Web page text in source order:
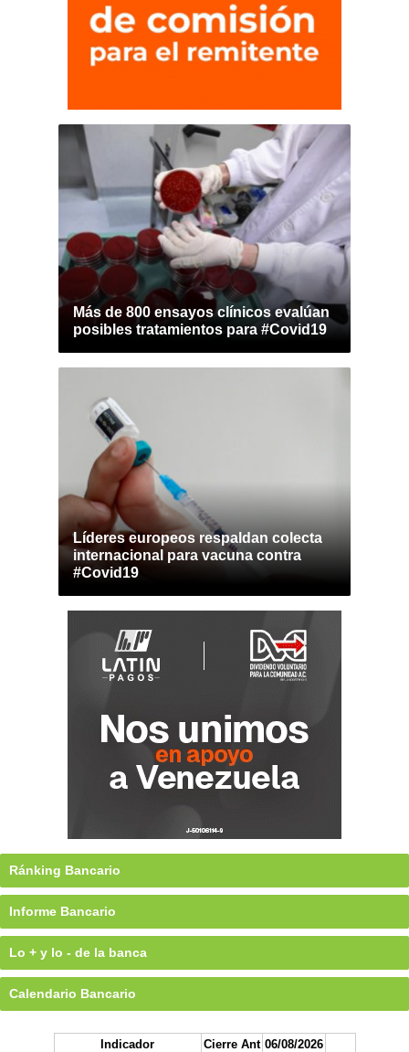
Más de 800 ensayos clínicos evalúan
posibles tratamientos para #Covid19
Líderes europeos respaldan colecta
internacional para vacuna contra
#Covid19
Ránking Bancario
Informe Bancario
Lo + y lo - de la banca
Calendario Bancario
Indicador Cierre Ant 06/08/2026